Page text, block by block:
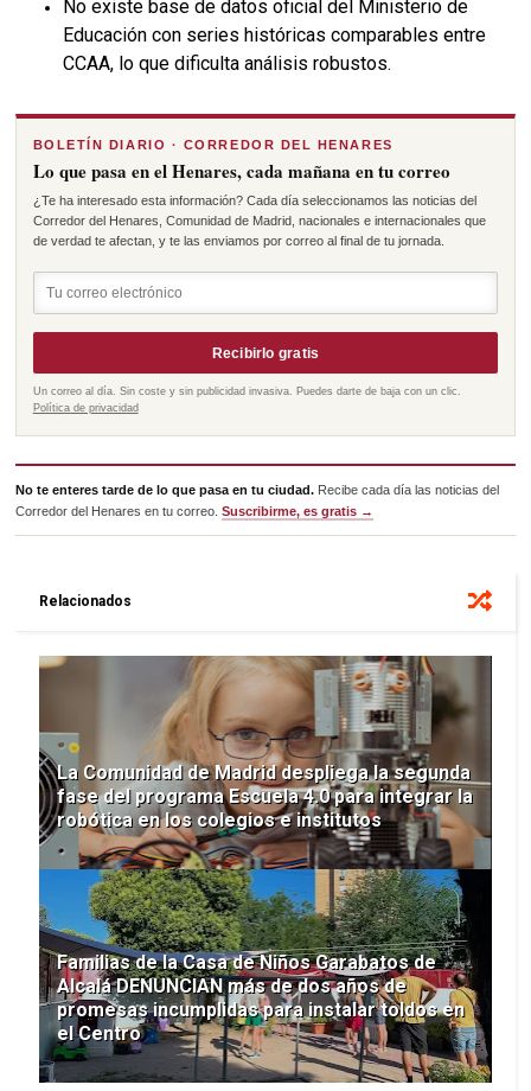
No existe base de datos oficial del Ministerio de
Educación con series históricas comparables entre
CCAA, lo que dificulta análisis robustos.
BOLETÍN DIARIO · CORREDOR DEL HENARES
Lo que pasa en el Henares, cada mañana en tu correo
¿Te ha interesado esta información? Cada día seleccionamos las noticias del
Corredor del Henares, Comunidad de Madrid, nacionales e internacionales que
de verdad te afectan, y te las enviamos por correo al final de tu jornada.
Recibirlo gratis
Un correo al día. Sin coste y sin publicidad invasiva. Puedes darte de baja con un clic.
Política de privacidad
No te enteres tarde de lo que pasa en tu ciudad. Recibe cada día las noticias del
Corredor del Henares en tu correo.Suscribirme, es gratis →
Relacionados
La Comunidad de Madrid despliega la segunda
fase del programa Escuela 4.0 para integrar la
robótica en los colegios e institutos
Familias de la Casa de Niños Garabatos de
Alcalá DENUNCIAN más de dos años de
promesas incumplidas para instalar toldos en
el Centro